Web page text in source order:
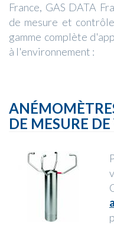
France, GAS DATA
de mesure et
gamme complète
à l'environnement :
DE MESURE